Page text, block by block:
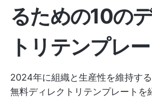
るための10の
トリテンプレ
2024年に組織と生産性を維持す
無料ディレクトリテンプレートを